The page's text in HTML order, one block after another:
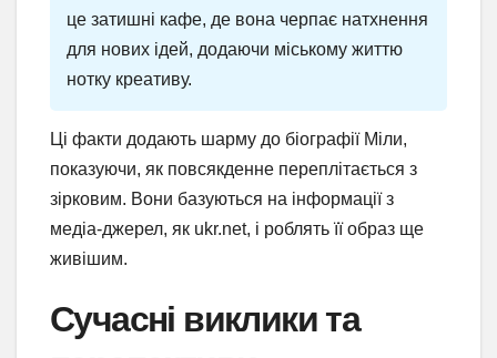
це затишні кафе, де вона черпає натхнення
для нових ідей, додаючи міському життю
нотку креативу.
Ці факти додають шарму до біографії Міли,
показуючи, як повсякденне переплітається з
зірковим. Вони базуються на інформації з
медіа-джерел, як ukr.net, і роблять її образ ще
живішим.
Сучасні виклики та